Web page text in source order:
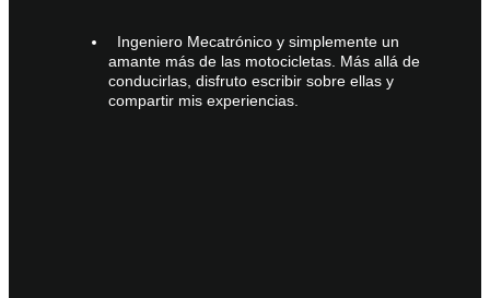
Ingeniero Mecatrónico y simplemente un
amante más de las motocicletas. Más allá de
conducirlas, disfruto escribir sobre ellas y
compartir mis experiencias.